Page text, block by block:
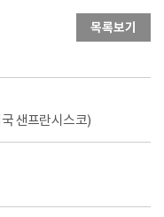
목록보기
샌프란시스코)